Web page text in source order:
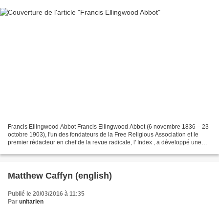
Francis Ellingwood Abbot Francis Ellingwood Abbot (6 novembre 1836 – 23
octobre 1903), l'un des fondateurs de la Free Religious Association et le
premier rédacteur en chef de la revue radicale, l' Index , a développé une
Matthew Caffyn (english)
Publié le 20/03/2016 à 11:35
Par unitarien